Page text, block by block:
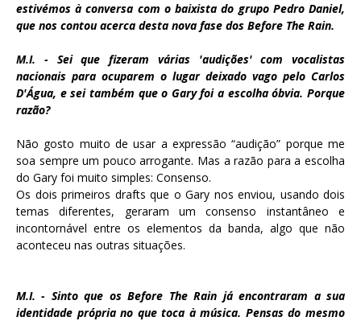
estivémos à conversa com o baixista do grupo Pedro Daniel,
que nos contou acerca desta nova fase dos Before The Rain.
M.I. - Sei que fizeram várias 'audições' com vocalistas
nacionais para ocuparem o lugar deixado vago pelo Carlos
D'Água, e sei também que o Gary foi a escolha óbvia. Porque
razão?
Não gosto muito de usar a expressão “audição” porque me
soa sempre um pouco arrogante. Mas a razão para a escolha
do Gary foi muito simples: Consenso.
Os dois primeiros drafts que o Gary nos enviou, usando dois
temas diferentes, geraram um consenso instantâneo e
incontornável entre os elementos da banda, algo que não
aconteceu nas outras situações.
M.I. - Sinto que os Before The Rain já encontraram a sua
identidade própria no que toca à música. Pensas do mesmo